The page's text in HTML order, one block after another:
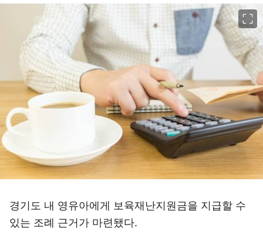
경기도 내 영유아에게 보육재난지원금을 지급할 수
있는 조례 근거가 마련됐다.